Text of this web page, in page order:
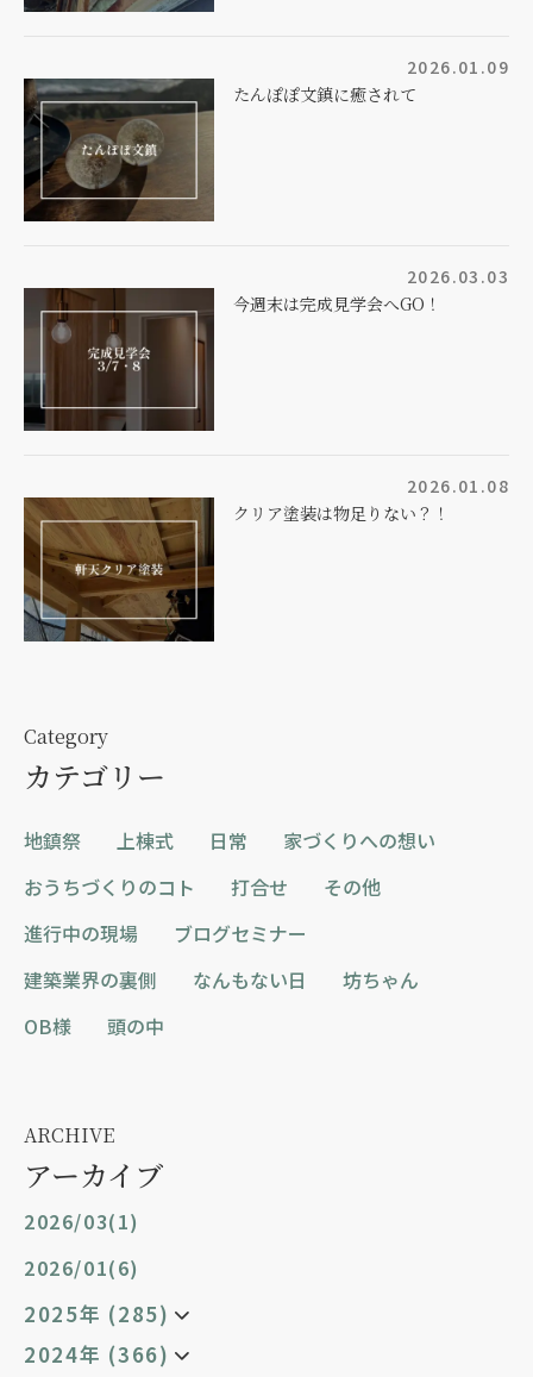
2026.01.09
たんぽぽ文鎮に癒されて
2026.03.03
今週末は完成見学会へGO！
2026.01.08
クリア塗装は物足りない？！
Category
カテゴリー
地鎮祭 上棟式 日常
家づくりへの想い
おうちづくりのコト
打合せ
その他
進行中の現場
ブログセミナー
建築業界の裏側
なんもない日
坊ちゃん
OB様
頭の中
ARCHIVE
アーカイブ
2026/03(1)
2026/01(6)
2025年 (285)
2024年 (366)